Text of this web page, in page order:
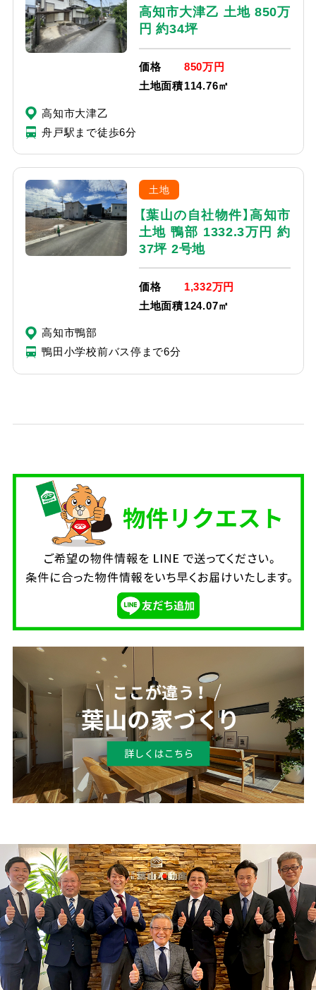
高知市大津乙 土地 850万
円 約34坪
価格
850万円
土地面積114.76㎡
高知市大津乙
舟戸駅まで徒歩6分
土地
【葉山の自社物件】高知市
土地 鴨部 1332.3万円 約
37坪 2号地
価格
1,332万円
土地面積124.07㎡
高知市鴨部
鴨田小学校前バス停まで6分